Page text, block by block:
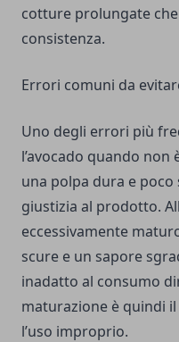
cotture prolungate
consistenza.
Errori comuni da
Uno degli errori più
l’avocado quando
una polpa dura e
giustizia al prodotto.
eccessivamente
scure e un sapore
inadatto al consumo
maturazione è quindi
l’uso improprio.